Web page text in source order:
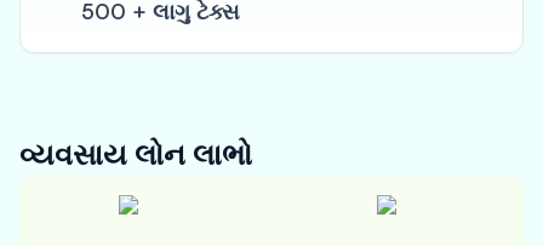
500 + લાગુ ટેક્સ
વ્યવસાય લોન લાભો